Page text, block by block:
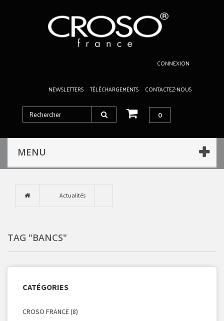
CONNEXION
NEWSLETTERS TÉLÉCHARGEMENTS CONTACTEZ-NOUS
0
MENU
Actualités
TAG "BANCS"
CATÉGORIES
CROSO FRANCE (8)